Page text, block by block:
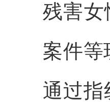
残害女
案件等
通过指